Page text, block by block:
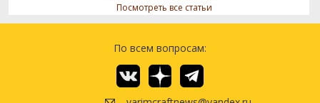
Посмотреть все статьи
По всем вопросам: